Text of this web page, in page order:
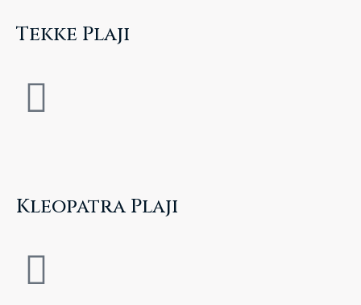
Tekke Plajı
Kleopatra Plajı